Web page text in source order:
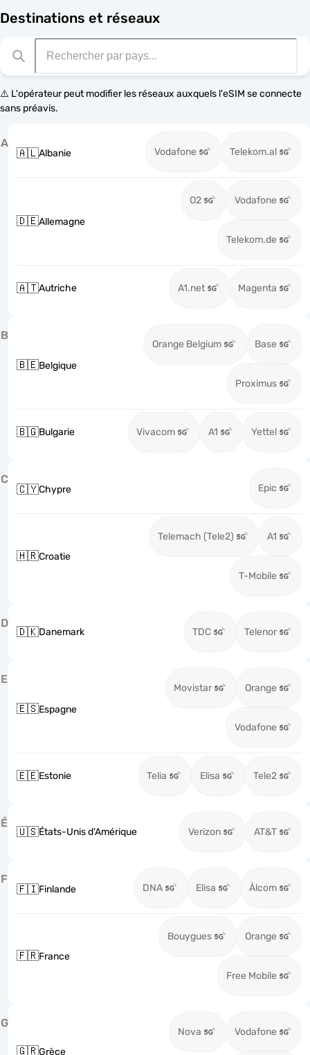
Destinations et réseaux
⚠️ L'opérateur peut modifier les réseaux auxquels l'eSIM se connecte
sans préavis.
A
🇦🇱Albanie Vodafone Telekom.al
🇩🇪Allemagne
O2 Vodafone
Telekom.de
🇦🇹Autriche A1.net Magenta
B
🇧🇪Belgique
Orange Belgium Base
Proximus
🇧🇬Bulgarie Vivacom A1 Yettel
C
🇨🇾Chypre Epic
🇭🇷Croatie
Telemach (Tele2) A1
T-Mobile
D
🇩🇰Danemark TDC Telenor
E
🇪🇸Espagne
Movistar Orange
Vodafone
🇪🇪Estonie Telia Elisa Tele2
É
🇺🇸États-Unis d'Amérique Verizon AT&T
F
🇫🇮Finlande DNA Elisa Ålcom
🇫🇷France
Bouygues Orange
Free Mobile
G
🇬🇷Grèce
Nova Vodafone